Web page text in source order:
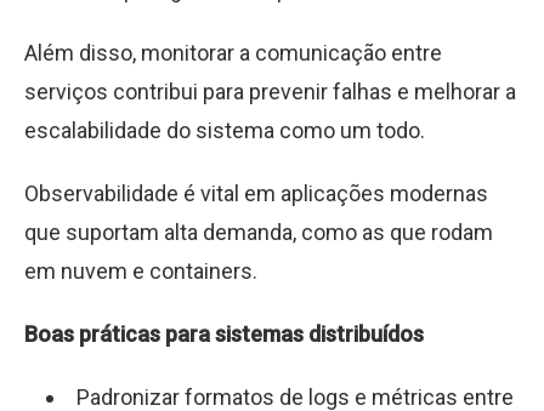
Além disso, monitorar a comunicação entre
serviços contribui para prevenir falhas e melhorar a
escalabilidade do sistema como um todo.
Observabilidade é vital em aplicações modernas
que suportam alta demanda, como as que rodam
em nuvem e containers.
Boas práticas para sistemas distribuídos
Padronizar formatos de logs e métricas entre